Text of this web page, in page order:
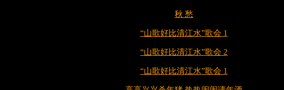
秋 愁
“山歌好比清江水”歌会 1
“山歌好比清江水”歌会 2
“山歌好比清江水”歌会 1